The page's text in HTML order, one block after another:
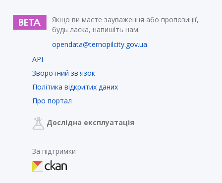
Якщо ви маєте зауваження або пропозиції,
будь ласка, напишіть нам:
opendata@ternopilcity.gov.ua
API
Зворотний зв'язок
Політика відкритих даних
Про портал
Дослідна експлуатація
За підтримки